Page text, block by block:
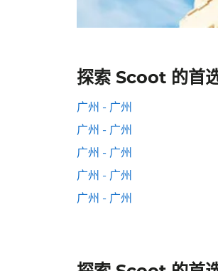
探索 Scoot 的首
广州 - 广州
广州 - 广州
广州 - 广州
广州 - 广州
广州 - 广州